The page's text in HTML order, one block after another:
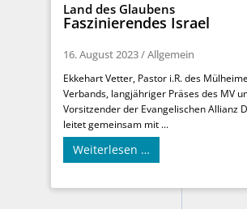
Land des Glaubens
Faszinierendes Israel
16. August 2023/Allgemein
Ekkehart Vetter, Pastor i.R. des
Verbands, langjähriger Präses des MV
Vorsitzender der Evangelischen Allianz
leitet gemeinsam mit ...
Weiterlesen …